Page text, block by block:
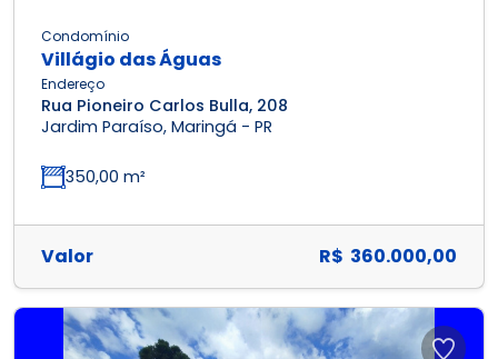
Condomínio
Villágio das Águas
Endereço
Rua Pioneiro Carlos Bulla, 208
Jardim Paraíso, Maringá - PR
350,00 m²
Valor R$ 360.000,00